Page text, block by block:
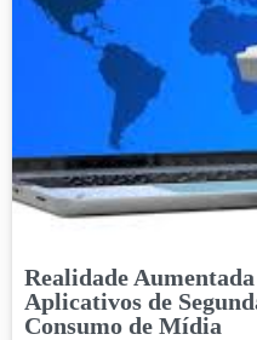
Realidade
Aplicativos de
Consumo de Mídia